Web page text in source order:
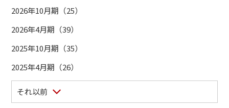
2026年10月期（25）
2026年4月期（39）
2025年10月期（35）
2025年4月期（26）
それ以前